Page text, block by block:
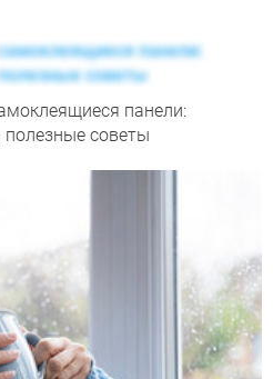
панели:
полезные советы